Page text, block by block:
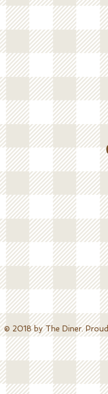
© 2018 by The Diner.